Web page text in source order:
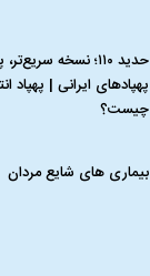
حدید ۱۱۰؛ نسخه
پهپادهای ایرانی | پهپاد
چیست؟
بیماری‌ های شایع مردان